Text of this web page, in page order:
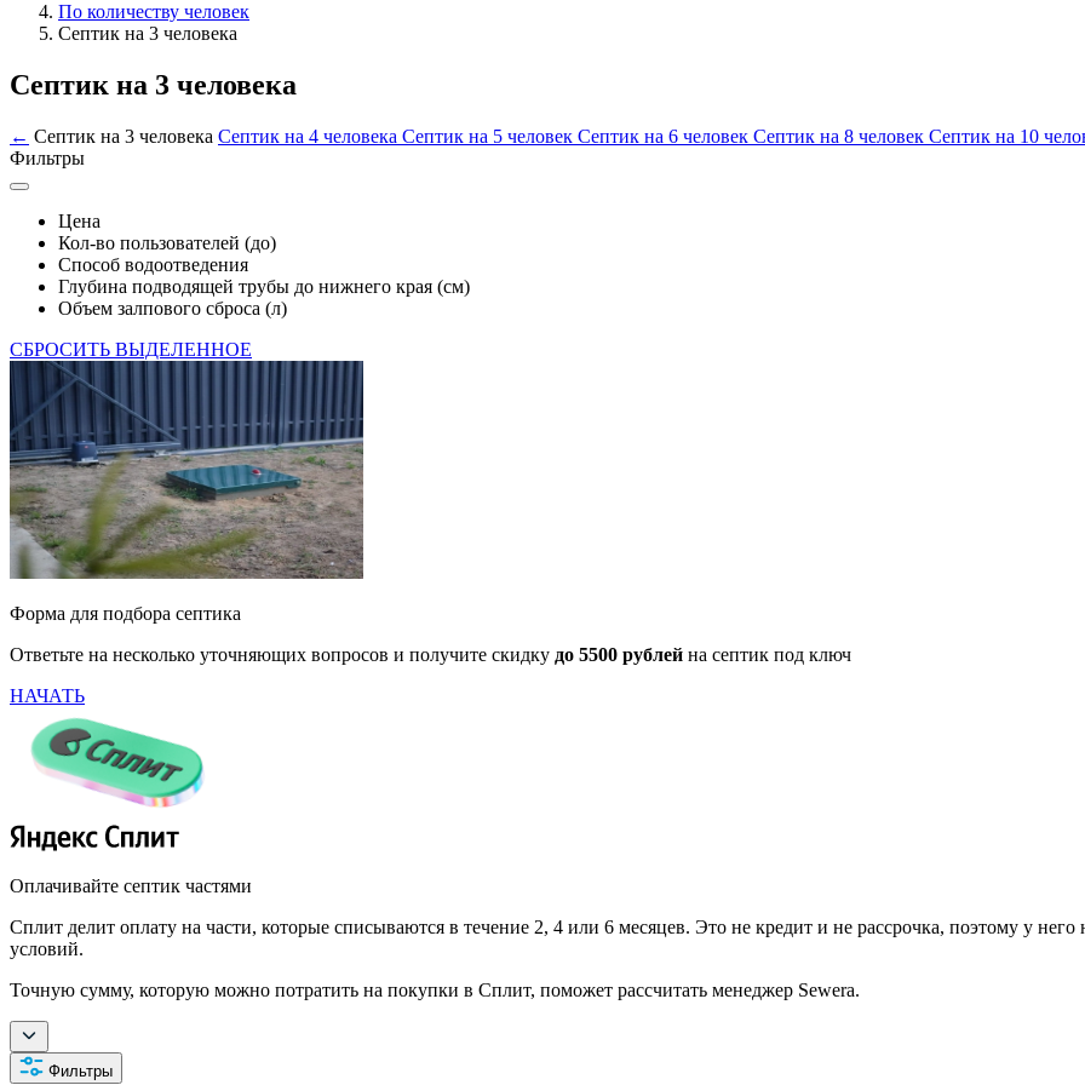
По количеству человек
Септик на 3 человека
Септик на 3 человека
← Септик на 3 человека Септик на 4 человека Септик на 5 человек Септик на 6 человек Септик на 8 человек Септик на 10
Фильтры
Цена
Кол-во пользователей (до)
Способ водоотведения
Глубина подводящей трубы до нижнего края (см)
Объем залпового сброса (л)
СБРОСИТЬ ВЫДЕЛЕННОЕ
Форма для подбора септика
Ответьте на несколько уточняющих вопросов и получите скидку до 5500 рублей на септик под ключ
НАЧАТЬ
Оплачивайте септик частями
Сплит делит оплату на части, которые списываются в течение 2, 4 или 6 месяцев. Это не кредит и не рассрочка, поэтому у
условий.
Точную сумму, которую можно потратить на покупки в Сплит, поможет рассчитать менеджер Sewera.
Фильтры